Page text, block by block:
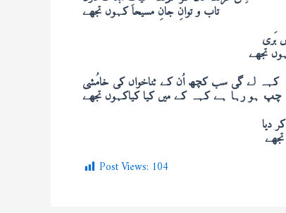
تاب و توانِ جانِ مسیحا کہوں تجھے
بَری
تجھے
کہہ لے گی سب کچھ اُن کے ثناخواں کی خامُشی
چپ ہو رہا ہے کہہ کے میں کیا کیاکہوں تجھے
دیا
Post Views:104